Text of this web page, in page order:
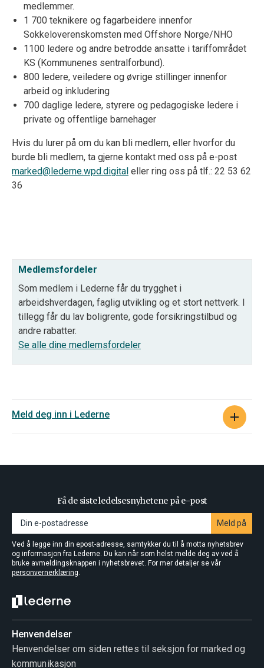
medlemmer.
1 700 teknikere og fagarbeidere innenfor
Sokkeloverenskomsten med Offshore Norge/NHO
1100 ledere og andre betrodde ansatte i tariffområdet
KS (Kommunenes sentralforbund).
800 ledere, veiledere og øvrige stillinger innenfor
arbeid og inkludering
700 daglige ledere, styrere og pedagogiske ledere i
private og offentlige barnehager
Hvis du lurer på om du kan bli medlem, eller hvorfor du
burde bli medlem, ta gjerne kontakt med oss på e-post
marked@lederne.wpd.digital eller ring oss på tlf.: 22 53 62
36
Medlemsfordeler
Som medlem i Lederne får du trygghet i
arbeidshverdagen, faglig utvikling og et stort nettverk. I
tillegg får du lav boligrente, gode forsikringstilbud og
andre rabatter.
Se alle dine medlemsfordeler
Meld deg inn i Lederne
Få de siste ledelsesnyhetene på e-post
Meld på
Ved å legge inn din epost-adresse, samtykker du til å motta nyhetsbrev
og informasjon fra Lederne. Du kan når som helst melde deg av ved å
bruke avmeldingsknappen i nyhetsbrevet. For mer detaljer se vår
personvernerklæring.
Henvendelser
Henvendelser om siden rettes til seksjon for marked og
kommunikasjon